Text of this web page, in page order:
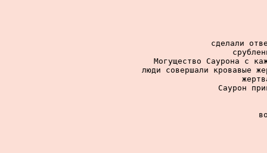
сделали
Могущество Саурона с
люди совершали кровавые
Саурон